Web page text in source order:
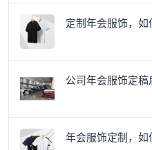
定制年会服饰，
公司年会服饰定
年会服饰定制，如